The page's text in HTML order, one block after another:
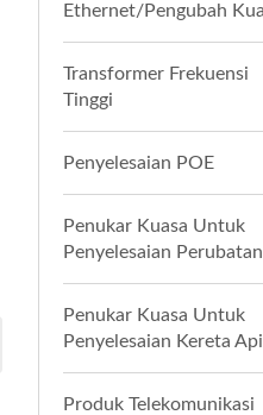
Ethernet/Pengubah
Transformer Frekuensi
Tinggi
Penyelesaian POE
Penukar Kuasa Untuk
Penyelesaian Perubatan
Penukar Kuasa Untuk
Penyelesaian Kereta Api
Produk Telekomunikasi